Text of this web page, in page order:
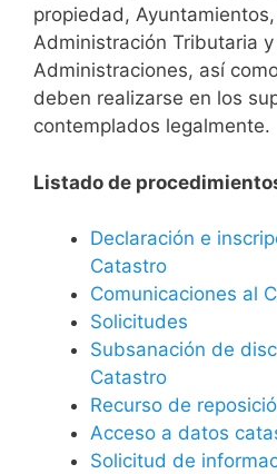
propiedad,
Administración Tributaria
Administraciones, así
deben realizarse en los
contemplados legalmente.
Listado de
Declaración e
Catastro
Comunicaciones al
Solicitudes
Subsanación de
Catastro
Recurso de
Acceso a datos
Solicitud de